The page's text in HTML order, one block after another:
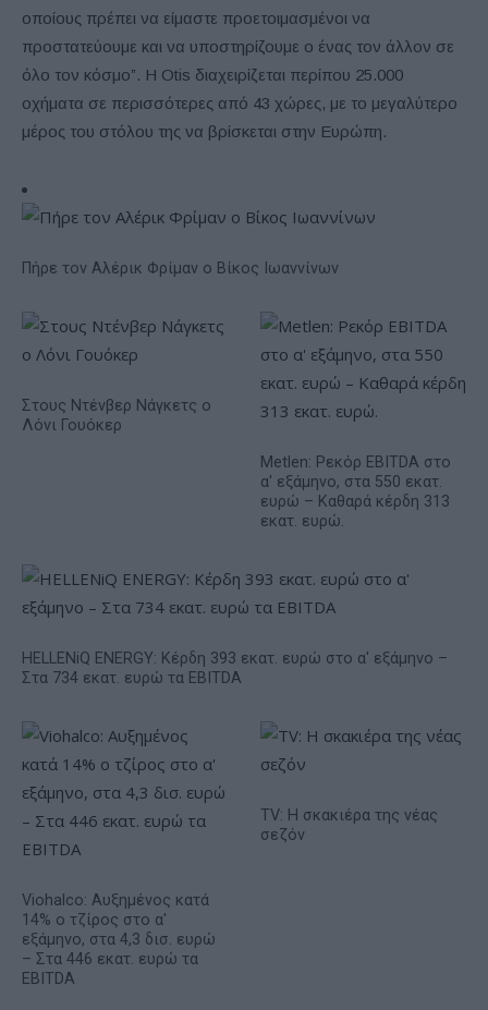
οποίους πρέπει να είμαστε προετοιμασμένοι να
προστατεύουμε και να υποστηρίζουμε ο ένας τον άλλον σε
όλο τον κόσμο”. Η Otis διαχειρίζεται περίπου 25.000
οχήματα σε περισσότερες από 43 χώρες, με το μεγαλύτερο
μέρος του στόλου της να βρίσκεται στην Ευρώπη.
Πήρε τον Αλέρικ Φρίμαν ο Βίκος Ιωαννίνων
Στους Ντένβερ Νάγκετς ο
Λόνι Γουόκερ
Metlen: Ρεκόρ EBITDA στο
α' εξάμηνο, στα 550 εκατ.
ευρώ – Καθαρά κέρδη 313
εκατ. ευρώ.
HELLENiQ ENERGY: Κέρδη 393 εκατ. ευρώ στο α' εξάμηνο –
Στα 734 εκατ. ευρώ τα EBITDA
Viohalco: Αυξημένος κατά
14% ο τζίρος στο α'
εξάμηνο, στα 4,3 δισ. ευρώ
– Στα 446 εκατ. ευρώ τα
EBITDA
TV: Η σκακιέρα της νέας
σεζόν